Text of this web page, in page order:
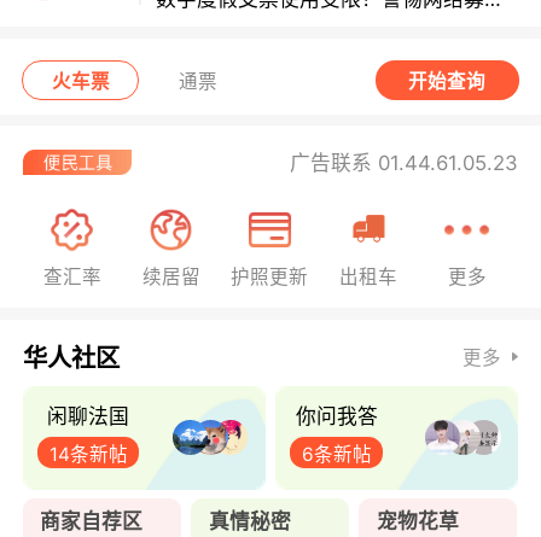
骗局！
无栏杆收费站逃费将重罚！
火车票 通票 开始查询
广告联系 01.44.61.05.23
查汇率 续居留 护照更新 出租车 更多
华人社区 更多
闲聊法国
14条新帖
你问我答
6条新帖
商家自荐区 真情秘密 宠物花草